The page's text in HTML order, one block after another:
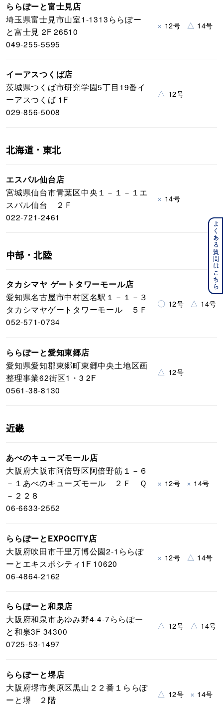
ららぽーと富士見店
埼玉県富士見市山室1-1313ららぽー
と富士見 2F 26510
049-255-5595
× 12号 △ 14号
イーアスつくば店
茨城県つくば市研究学園5丁目19番イ
ーアスつくば 1F
029-856-5008
△ 12号
北海道・東北
エスパル仙台店
宮城県仙台市青葉区中央１－１－１エ
スパル仙台 ２Ｆ
022-721-2461
× 14号
中部・北陸
タカシマヤ ゲートタワーモール店
愛知県名古屋市中村区名駅１－１－３
タカシマヤゲートタワーモール ５Ｆ
052-571-0734
〇 12号 △ 14号
ららぽーと愛知東郷店
愛知県愛知郡東郷町東郷中央土地区画
整理事業62街区1・3 2F
0561-38-8130
△ 12号
近畿
あべのキューズモール店
大阪府大阪市阿倍野区阿倍野筋１－６
－１あべのキューズモール ２Ｆ Ｑ
－２２８
06-6633-2552
× 12号 × 14号
ららぽーとEXPOCITY店
大阪府吹田市千里万博公園2-1ららぽ
ーとエキスポシティ1F 10620
06-4864-2162
× 12号 △ 14号
ららぽーと和泉店
大阪府和泉市あゆみ野4-4-7ららぽー
と和泉3F 34300
0725-53-1497
△ 12号 △ 14号
ららぽーと堺店
大阪府堺市美原区黒山２２番１ららぽ
ーと堺 ２階
△ 12号 × 14号
よくある質問はこちら